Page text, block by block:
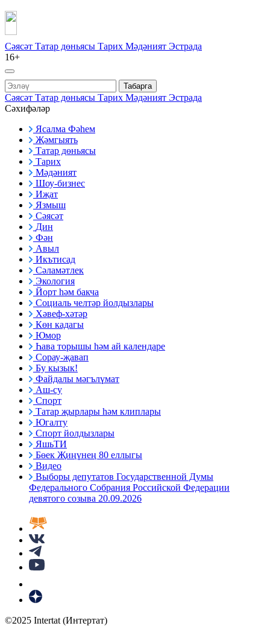
Сәясәт Татар дөньясы Тарих Мәдәният Эстрада
16+
Табарга
Сәясәт Татар дөньясы Тарих Мәдәният Эстрада
Сәхифәләр
Ясалма Фәһем
Җәмгыять
Татар дөньясы
Тарих
Мәдәният
Шоу-бизнес
Иҗат
Язмыш
Сәясәт
Дин
Фән
Авыл
Икътисад
Сәламәтлек
Экология
Йорт һәм бакча
Социаль челтәр йолдызлары
Хәвеф-хәтәр
Көн кадагы
Юмор
Һава торышы һәм ай календаре
Сорау-җавап
Бу кызык!
Файдалы мәгълүмат
Аш-су
Спорт
Татар җырлары һәм клиплары
Югалту
Спорт йолдызлары
ЯшьТИ
Бөек Җиңүнең 80 еллыгы
Видео
Выборы депутатов Государственной Думы
Федерального Собрания Российской Федерации
девятого созыва 20.09.2026
©2025 Intertat (Интертат)